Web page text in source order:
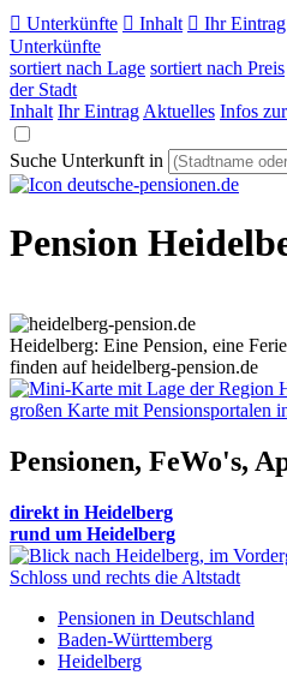
 Unterkünfte  Inhalt  Ihr Eintrag
Unterkünfte
sortiert nach Lage sortiert nach Preis
der Stadt
Inhalt Ihr Eintrag Aktuelles Infos
Suche Unterkunft in
Pension
Heidelberg: Eine Pension, eine
finden auf heidelberg-pension.de
Pensionen, FeWo's,
direkt in Heidelberg
rund um Heidelberg
Pensionen in Deutschland
Baden-Württemberg
Heidelberg